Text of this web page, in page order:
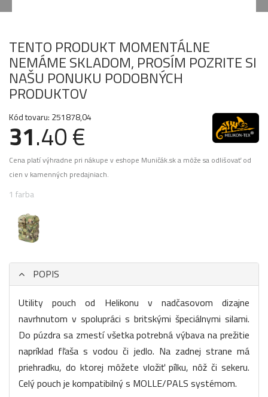
TENTO PRODUKT MOMENTÁLNE
NEMÁME SKLADOM, PROSÍM POZRITE SI
NAŠU PONUKU PODOBNÝCH
PRODUKTOV
Kód tovaru: 251878,04
31.40 €
Cena platí výhradne pri nákupe v eshope Muničák.sk a môže sa odlišovať od
cien v kamenných predajniach.
1 farba
POPIS
Utility pouch od Helikonu v nadčasovom dizajne
navrhnutom v spolupráci s britskými špeciálnymi silami.
Do púzdra sa zmestí všetka potrebná výbava na prežitie
napríklad fľaša s vodou či jedlo. Na zadnej strane má
priehradku, do ktorej môžete vložiť pílku, nôž či sekeru.
Celý pouch je kompatibilný s MOLLE/PALS systémom.